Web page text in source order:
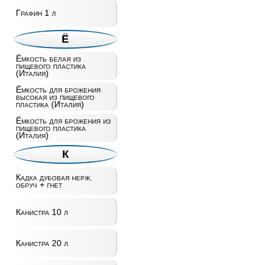
Графин 1 л
Ё
Ёмкость белая из
пищевого пластика
(Италия)
Ёмкость для брожения
высокая из пищевого
пластика (Италия)
Ёмкость для брожения из
пищевого пластика
(Италия)
К
Кадка дубовая нерж.
обруч + гнет
Канистра 10 л
Канистра 20 л